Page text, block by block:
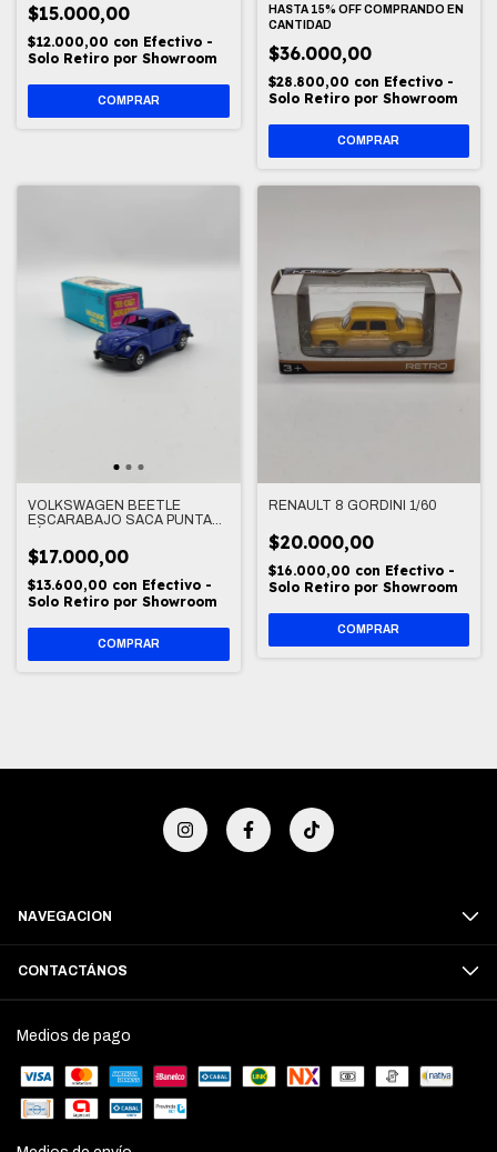
$15.000,00
$12.000,00 con Efectivo -
Solo Retiro por Showroom
HASTA 15% OFF COMPRANDO EN
CANTIDAD
$36.000,00
$28.800,00 con Efectivo -
Solo Retiro por Showroom
VOLKSWAGEN BEETLE
ESCARABAJO SACA PUNTAS
(8,5CM)
$17.000,00
$13.600,00 con Efectivo -
Solo Retiro por Showroom
RENAULT 8 GORDINI 1/60
$20.000,00
$16.000,00 con Efectivo -
Solo Retiro por Showroom
NAVEGACION
CONTACTÁNOS
Medios de pago